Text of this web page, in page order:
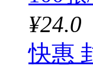
¥24.0
快惠